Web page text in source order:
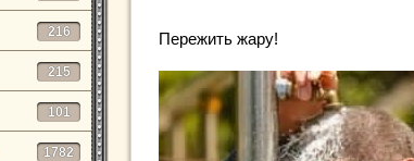
216
215
101
1782
Пережить жару!